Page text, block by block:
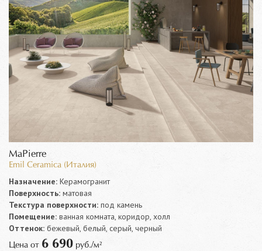
MaPierre
Emil Ceramica (Италия)
Назначение: Керамогранит
Поверхность: матовая
Текстура поверхности: под камень
Помещение: ванная комната, коридор, холл
Оттенок: бежевый, белый, серый, черный
Цена от 6 690 руб./м²